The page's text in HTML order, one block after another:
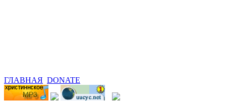
ГЛАВНАЯ DONATE